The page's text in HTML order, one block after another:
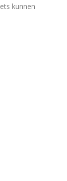
kunnen